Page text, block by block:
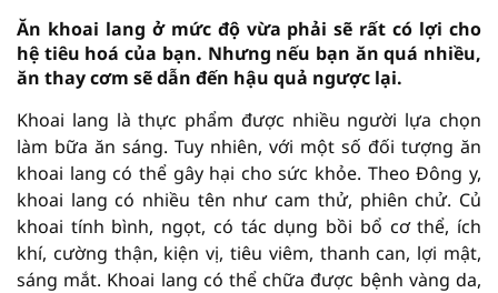
Ăn khoai lang ở mức độ vừa phải sẽ rất có lợi cho
hệ tiêu hoá của bạn. Nhưng nếu bạn ăn quá nhiều,
ăn thay cơm sẽ dẫn đến hậu quả ngược lại.
Khoai lang là thực phẩm được nhiều người lựa chọn
làm bữa ăn sáng. Tuy nhiên, với một số đối tượng ăn
khoai lang có thể gây hại cho sức khỏe. Theo Đông y,
khoai lang có nhiều tên như cam thử, phiên chử. Củ
khoai tính bình, ngọt, có tác dụng bồi bổ cơ thể, ích
khí, cường thận, kiện vị, tiêu viêm, thanh can, lợi mật,
sáng mắt. Khoai lang có thể chữa được bệnh vàng da,